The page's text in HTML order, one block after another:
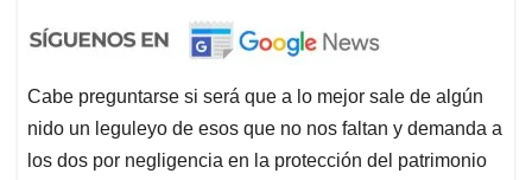
Cabe preguntarse si será que a lo mejor sale de algún
nido un leguleyo de esos que no nos faltan y demanda a
los dos por negligencia en la protección del patrimonio